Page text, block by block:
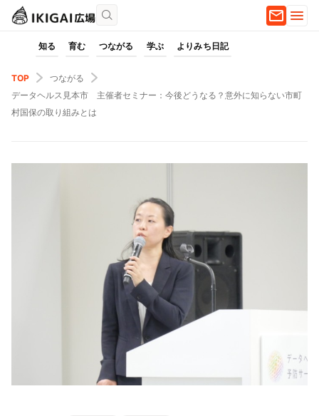
知る 育む つながる 学ぶ よりみち日記
TOP
つながる
データヘルス見本市 主催者セミナー：今後どうなる？意外に知らない市町
村国保の取り組みとは